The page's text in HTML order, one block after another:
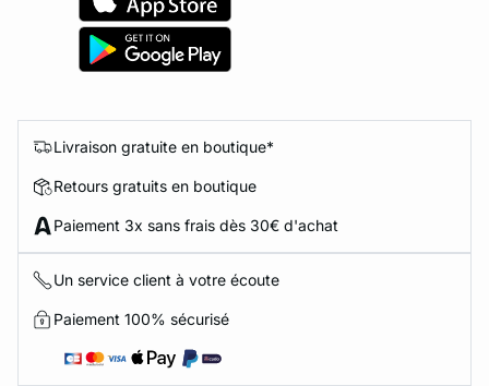
Livraison gratuite en boutique*
Retours gratuits en boutique
Paiement 3x sans frais dès 30€ d'achat
Un service client à votre écoute
Paiement 100% sécurisé